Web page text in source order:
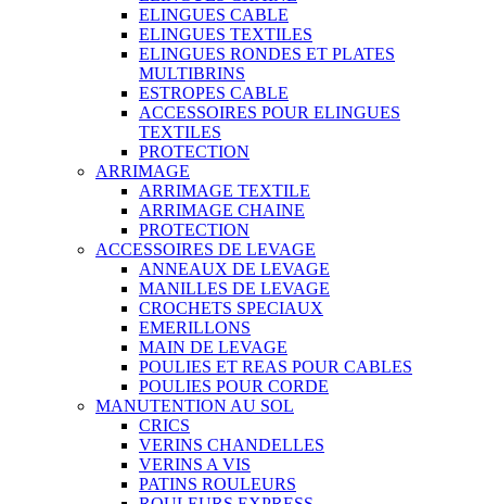
ELINGUES CABLE
ELINGUES TEXTILES
ELINGUES RONDES ET PLATES
MULTIBRINS
ESTROPES CABLE
ACCESSOIRES POUR ELINGUES
TEXTILES
PROTECTION
ARRIMAGE
ARRIMAGE TEXTILE
ARRIMAGE CHAINE
PROTECTION
ACCESSOIRES DE LEVAGE
ANNEAUX DE LEVAGE
MANILLES DE LEVAGE
CROCHETS SPECIAUX
EMERILLONS
MAIN DE LEVAGE
POULIES ET REAS POUR CABLES
POULIES POUR CORDE
MANUTENTION AU SOL
CRICS
VERINS CHANDELLES
VERINS A VIS
PATINS ROULEURS